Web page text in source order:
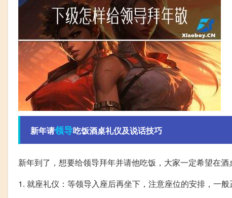
新年请领导吃饭酒桌礼仪及说话技巧
新年到了，想要给领导拜年并请他吃饭，大家一定希望在
1. 就座礼仪：等领导入座后再坐下，注意座位的安排，一